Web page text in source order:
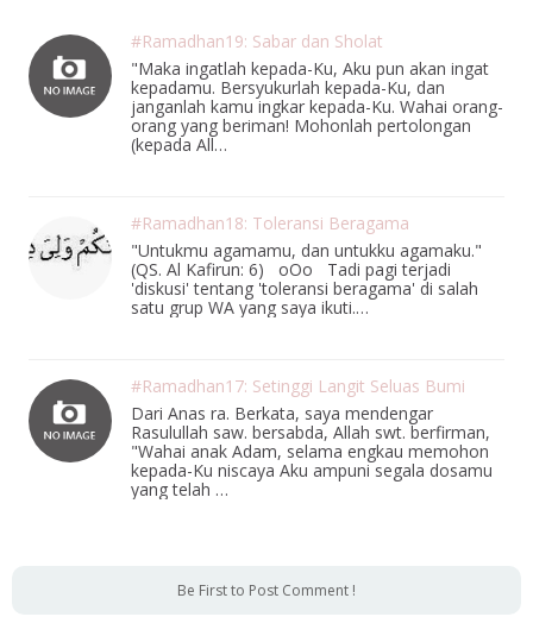
#Ramadhan19: Sabar dan Sholat
"Maka ingatlah kepada-Ku, Aku pun akan ingat
kepadamu. Bersyukurlah kepada-Ku, dan
janganlah kamu ingkar kepada-Ku. Wahai orang-
orang yang beriman! Mohonlah pertolongan
(kepada All…
#Ramadhan18: Toleransi Beragama
"Untukmu agamamu, dan untukku agamaku."
(QS. Al Kafirun: 6) oOo Tadi pagi terjadi
'diskusi' tentang 'toleransi beragama' di salah
satu grup WA yang saya ikuti.…
#Ramadhan17: Setinggi Langit Seluas Bumi
Dari Anas ra. Berkata, saya mendengar
Rasulullah saw. bersabda, Allah swt. berfirman,
"Wahai anak Adam, selama engkau memohon
kepada-Ku niscaya Aku ampuni segala dosamu
yang telah …
Be First to Post Comment !